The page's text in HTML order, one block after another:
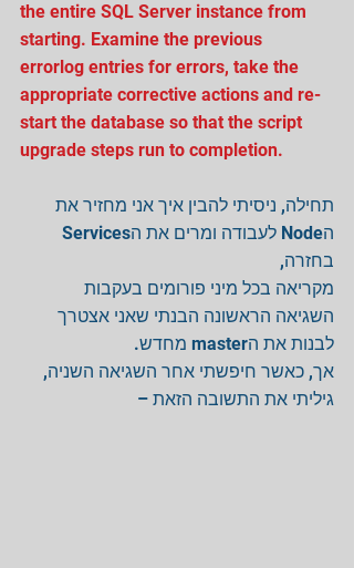
the entire SQL Server instance from
starting. Examine the previous
errorlog entries for errors, take the
appropriate corrective actions and re-
start the database so that the script
upgrade steps run to completion.
תחילה, ניסיתי להבין איך אני מחזיר את
בחזרה,
מקריאה בכל מיני פורומים בעקבות
השגיאה הראשונה הבנתי שאני אצטרך
לבנות את הmaster מחדש.
אך, כאשר חיפשתי אחר השגיאה השניה,
גיליתי את התשובה הזאת –